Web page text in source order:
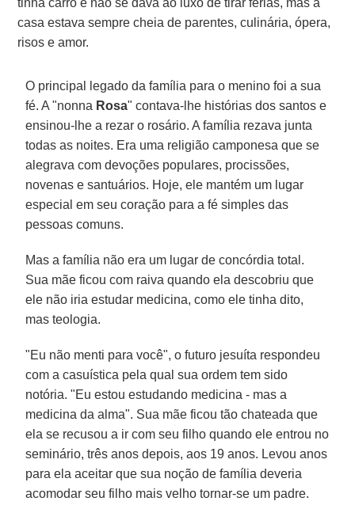
casa estava sempre cheia de parentes, culinária, ópera,
risos e amor.
O principal legado da família para o menino foi a sua
fé. A "nonna Rosa" contava-lhe histórias dos santos e
ensinou-lhe a rezar o rosário. A família rezava junta
todas as noites. Era uma religião camponesa que se
alegrava com devoções populares, procissões,
novenas e santuários. Hoje, ele mantém um lugar
especial em seu coração para a fé simples das
pessoas comuns.
Mas a família não era um lugar de concórdia total.
Sua mãe ficou com raiva quando ela descobriu que
ele não iria estudar medicina, como ele tinha dito,
mas teologia.
"Eu não menti para você", o futuro jesuíta respondeu
com a casuística pela qual sua ordem tem sido
notória. "Eu estou estudando medicina - mas a
medicina da alma". Sua mãe ficou tão chateada que
ela se recusou a ir com seu filho quando ele entrou no
seminário, três anos depois, aos 19 anos. Levou anos
para ela aceitar que sua noção de família deveria
acomodar seu filho mais velho tornar-se um padre.